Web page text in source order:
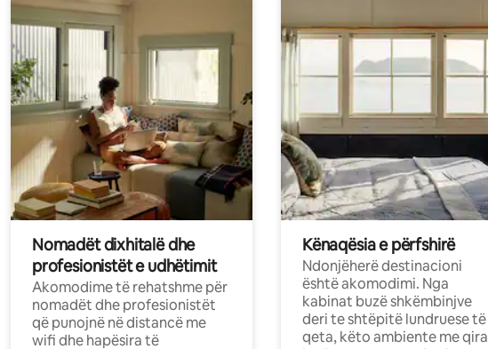
Nomadët dixhitalë dhe
profesionistët e udhëtimit
Akomodime të rehatshme për
nomadët dhe profesionistët
që punojnë në distancë me
wifi dhe hapësira të
Kënaqësia e përfshirë
Ndonjëherë destinacioni
është akomodimi. Nga
kabinat buzë shkëmbinjve
deri te shtëpitë lundruese të
qeta, këto ambiente me qira